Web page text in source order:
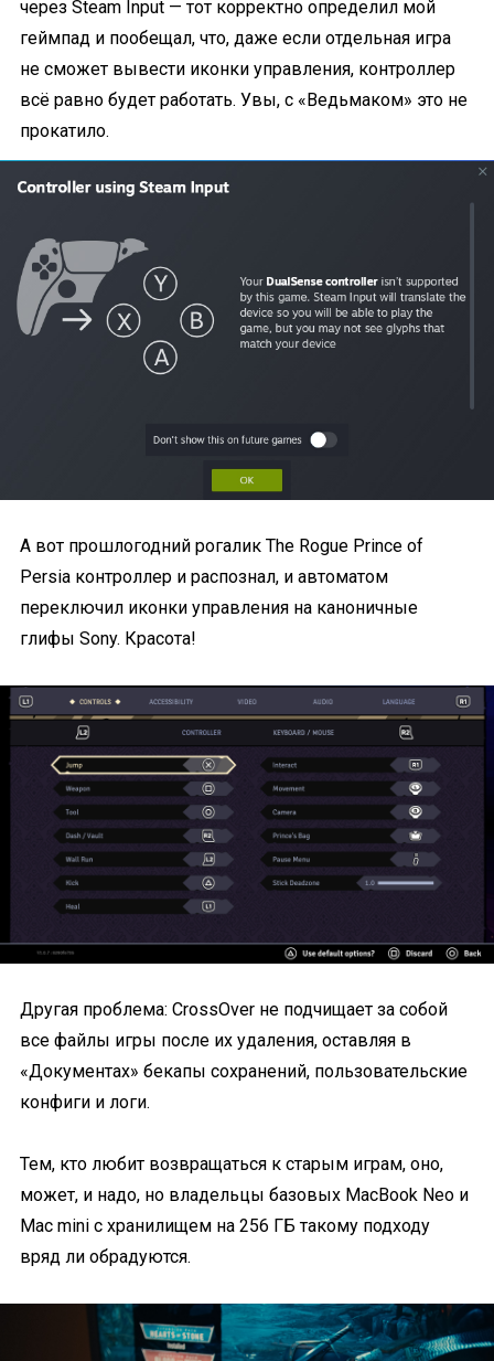
через Steam Input — тот корректно определил мой
геймпад и пообещал, что, даже если отдельная игра
не сможет вывести иконки управления, контроллер
всё равно будет работать. Увы, с «Ведьмаком» это не
прокатило.
А вот прошлогодний рогалик The Rogue Prince of
Persia контроллер и распознал, и автоматом
переключил иконки управления на каноничные
глифы Sony. Красота!
Другая проблема: CrossOver не подчищает за собой
все файлы игры после их удаления, оставляя в
«Документах» бекапы сохранений, пользовательские
конфиги и логи.
Тем, кто любит возвращаться к старым играм, оно,
может, и надо, но владельцы базовых MaсBook Neo и
Mac mini с хранилищем на 256 ГБ такому подходу
вряд ли обрадуются.